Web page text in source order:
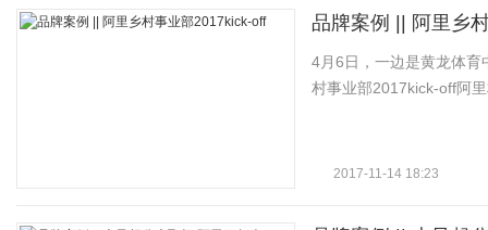
品牌案例 || 阿里乡
4月6日，一边是黄龙体
村事业部2017kick-off阿
2017-11-14 18:23